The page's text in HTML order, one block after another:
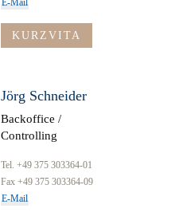
E-Mail
KURZVITA
Jörg Schneider
Backoffice /
Controlling
Tel. +49 375 303364-01
Fax +49 375 303364-09
E-Mail